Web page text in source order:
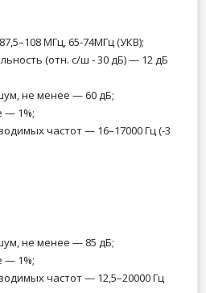
МГц, 65-74МГц (УКВ);
(отн. с/ш - 30 дБ) — 12 дБ
не менее — 60 дБ;
— 1%;
частот — 16–17000 Гц (-3
не менее — 85 дБ;
— 1%;
частот — 12,5–20000 Гц